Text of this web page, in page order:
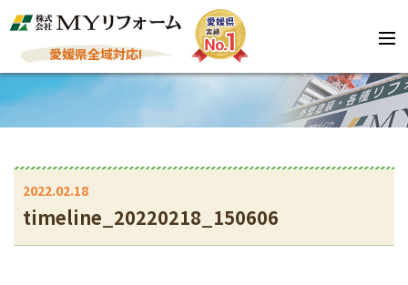
愛媛県全域対応!
2022.02.18
timeline_20220218_150606